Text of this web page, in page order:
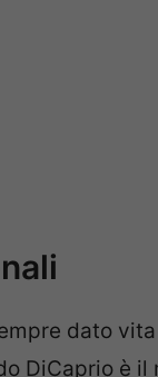
dato
DiCaprio è il